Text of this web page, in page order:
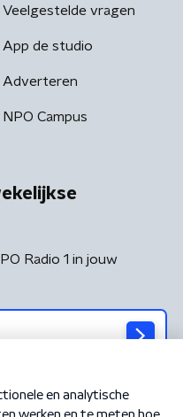
Veelgestelde vragen
App de studio
Adverteren
NPO Campus
Radio 1 in jouw